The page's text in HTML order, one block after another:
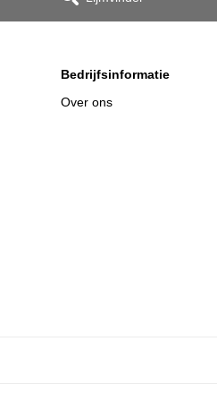
Bedrijfsinformatie
Over ons